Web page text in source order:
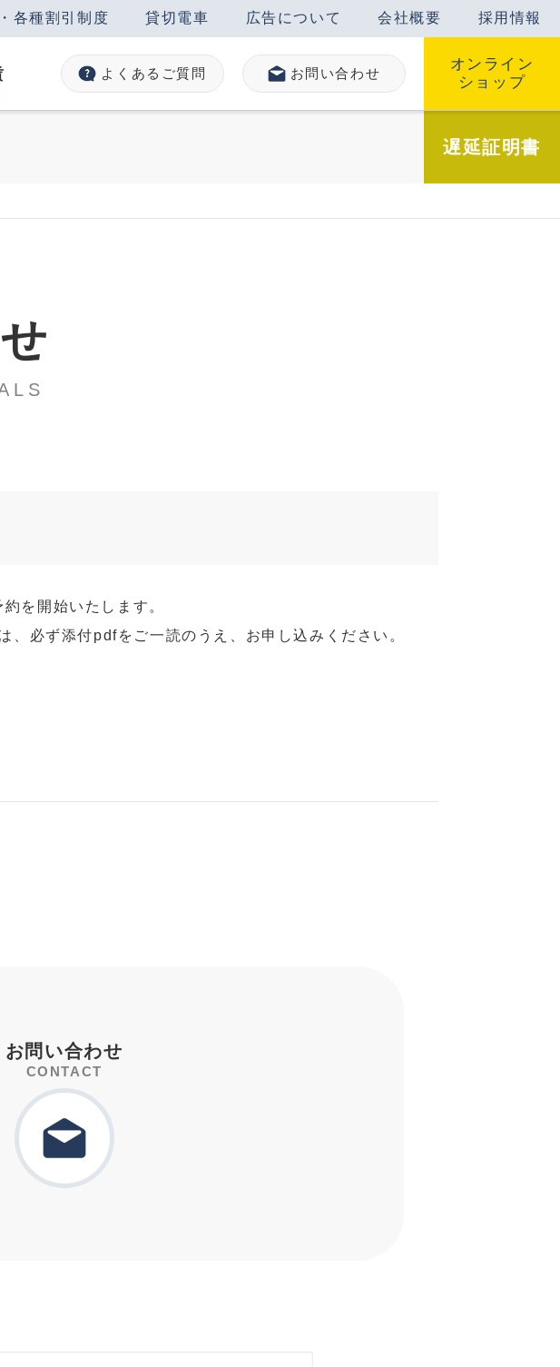
各種割引制度 貸切電車 広告について 会社概要 採用情報
よくあるご質問 お問い合わせ
オンライン
ショップ
遅延証明書
を開始いたします。
必ず添付pdfをご一読のうえ、お申し込みください。
お問い合わせ
CONTACT